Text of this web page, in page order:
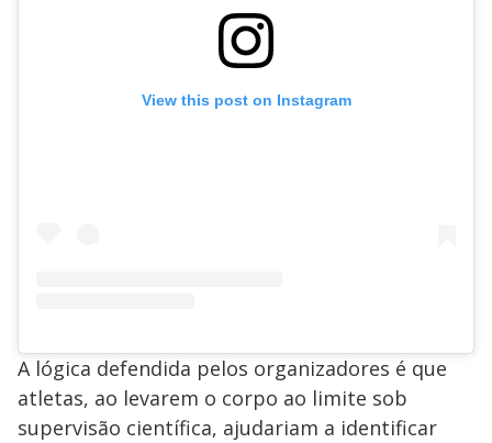
View this post on Instagram
A lógica defendida pelos organizadores é que
atletas, ao levarem o corpo ao limite sob
supervisão científica, ajudariam a identificar